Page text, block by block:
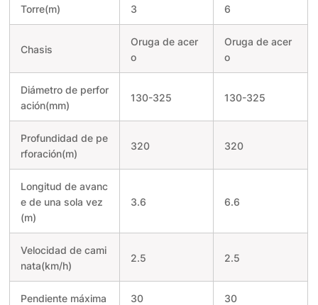
Torre(m) 3 6
Chasis
Oruga de acer
o
Oruga de acer
o
Diámetro de perfor
ación(mm)
130-325 130-325
Profundidad de pe
rforación(m)
320 320
Longitud de avanc
e de una sola vez
(m)
3.6 6.6
Velocidad de cami
nata(km/h)
2.5 2.5
Pendiente máxima 30 30